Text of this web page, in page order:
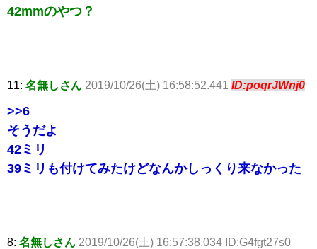
42mmのやつ？
11: 名無しさん 2019/10/26(土) 16:58:52.441 ID:poqrJWnj0
>>6
そうだよ
42ミリ
39ミリも付けてみたけどなんかしっくり来なかった
8: 名無しさん 2019/10/26(土) 16:57:38.034 ID:G4fgt27s0